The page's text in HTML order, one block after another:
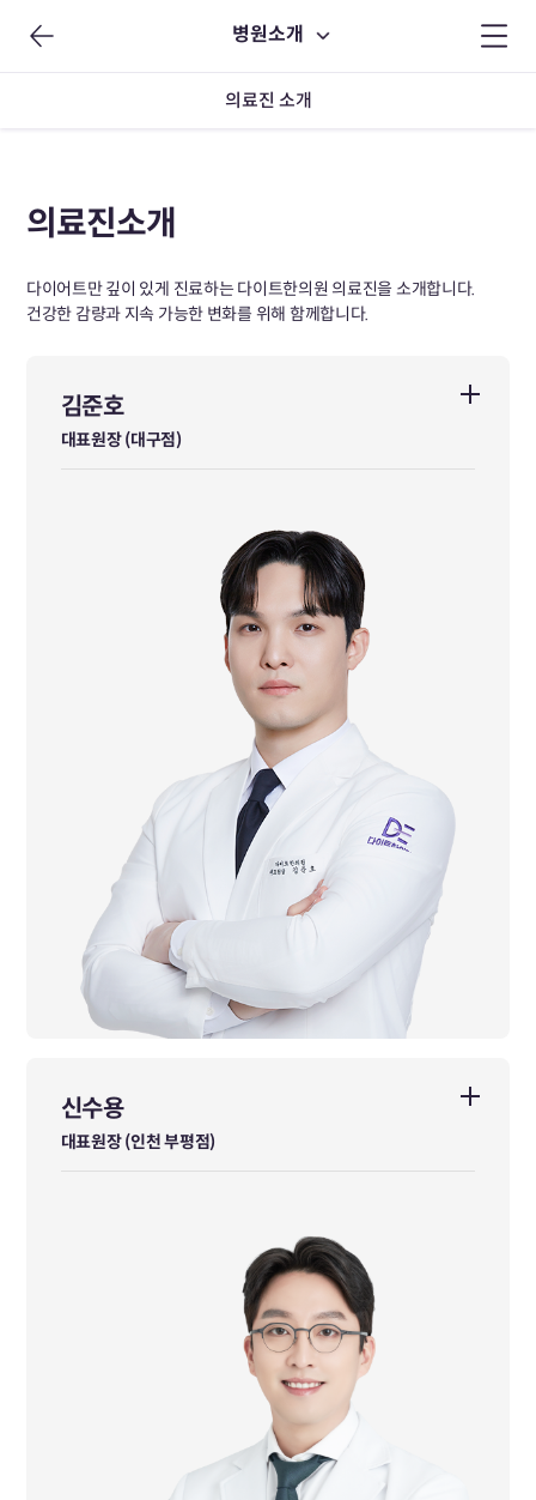
병원소개
의료진 소개
의료진소개
다이어트만 깊이 있게 진료하는 다이트한의원 의료진을 소개합니다.
건강한 감량과 지속 가능한 변화를 위해 함께합니다.
김준호
대표원장 (대구점)
김준호
대표원장 (대구점)
가천대학교 한의과대학 졸업
前 옥산가 한의원 진료원장
前 면력한방병원 진료원장
前 다이트한의원 부평점 책임원장
신수용
대표원장 (인천 부평점)
신수용
대표원장 (인천 부평점)
前 다이트한의원 본점 수석원장